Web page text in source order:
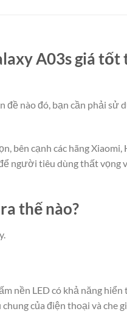
A03s giá tốt
nào đó, bạn cần phải sử
bên cạnh các hãng Xiaomi,
người tiêu dùng thất vọng
thế nào?
nền LED có khả năng hiển
của điện thoại và che